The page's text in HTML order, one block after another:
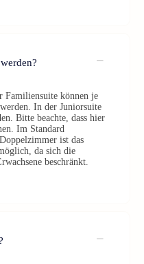
Familiensuite können je
In der Juniorsuite
Bitte beachte, dass hier
Im Standard
ist das
da sich die
beschränkt.